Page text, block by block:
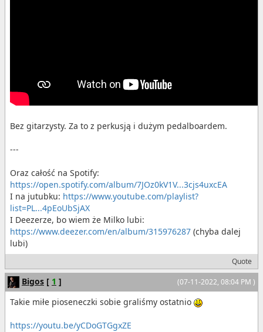
Bez gitarzysty. Za to z perkusją i dużym pedalboardem.
---
Oraz całość na Spotify:
https://open.spotify.com/album/7JOz0kV1V...3cjs4uxcEA
I na jutubku: https://www.youtube.com/playlist?
list=PL...4pEoUbSjAX
I Deezerze, bo wiem że Milko lubi:
https://www.deezer.com/en/album/315976287 (chyba dalej
lubi)
Quote
(07-11-2022, 08:04 PM )
Bigos [ 1 ]
Takie miłe pioseneczki sobie graliśmy ostatnio
https://youtu.be/yCDoGTGgxZE